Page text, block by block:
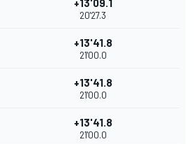
+13'09.1
20'27.3
+13'41.8
21'00.0
+13'41.8
21'00.0
+13'41.8
21'00.0